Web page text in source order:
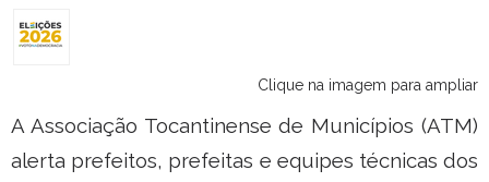
Clique na imagem para ampliar
A Associação Tocantinense de Municípios (ATM)
alerta prefeitos, prefeitas e equipes técnicas dos